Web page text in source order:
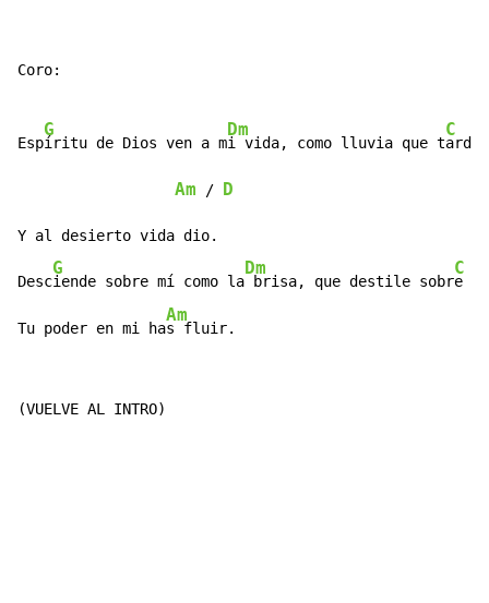
Coro:
Esp
G
íritu de Dios ven a m
Dm
i vida, como lluvia que t
C
ardo,
Am / D
Y al desierto vida dio.
Desc
G
iende sobre mí como la
Dm
brisa, que destile sobr
C
e
Tu poder en mi ha
Am
s fluir.
(VUELVE AL INTRO)